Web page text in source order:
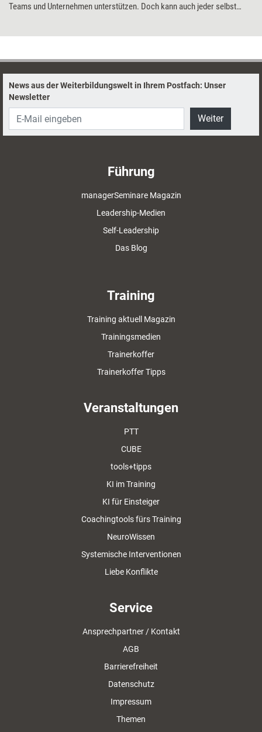
Teams und Unternehmen unterstützen. Doch kann auch jeder selbst
News aus der Weiterbildungswelt in Ihrem Postfach: Unser
Newsletter
Weiter
Führung
managerSeminare Magazin
Leadership-Medien
Self-Leadership
Das Blog
Training
Training aktuell Magazin
Trainingsmedien
Trainerkoffer
Trainerkoffer Tipps
Veranstaltungen
PTT
CUBE
tools+tipps
KI im Training
KI für Einsteiger
Coachingtools fürs Training
NeuroWissen
Systemische Interventionen
Liebe Konflikte
Service
Ansprechpartner / Kontakt
AGB
Barrierefreiheit
Datenschutz
Impressum
Themen